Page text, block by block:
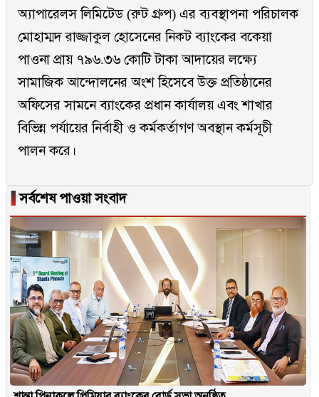
অ্যাপারেলস লিমিটেড (রুট গ্রুপ) এর ব্যবস্থাপনা পরিচালক
মোহাম্মদ রাজ্জাকুল হোসেনের নিকট ব্যাংকের বকেয়া
পাওনা প্রায় ৭৯৬.৩৬ কোটি টাকা আদায়ের লক্ষ্যে
সামাজিক আন্দোলনের অংশ হিসেবে উক্ত প্রতিষ্ঠানের
অফিসের সামনে ব্যাংকের প্রধান কার্যালয় এবং শাখার
বিভিন্ন পর্যায়ের নির্বাহী ও কর্মকর্তাগণ অবস্থান কর্মসূচী
পালন করে।
▐সর্বশেষ পাওয়া সংবাদ